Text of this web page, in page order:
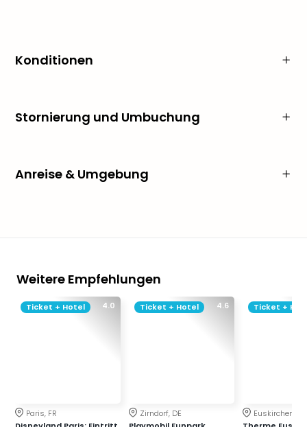
Konditionen
Stornierung und Umbuchung
Anreise & Umgebung
Weitere Empfehlungen
4.0
Ticket + Hotel
Paris, FR
4.6
Ticket + Hotel
Zirndorf, DE
Ticket +
Euskirchen, DE